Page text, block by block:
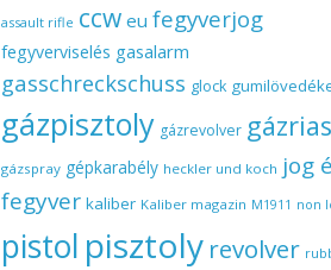
assault rifle ccw eu fegyverjog
fegyverviselés gasalarm
gasschreckschuss glock
gázpisztoly gázrevolver
gázspray gépkarabély heckler und koch jog
fegyver kaliber Kaliber magazin M1911 non
pistol pisztoly revolver